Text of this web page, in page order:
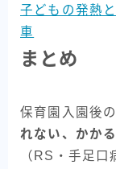
子どもの発熱
車
まとめ
保育園入園後
れない、かか
（RS・手足